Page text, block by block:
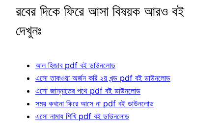
রবের দিকে ফিরে আসা বিষয়ক আরও বই
দেখুনঃ
আল হিজাব pdf বই ডাউনলোড
এসো তাকওয়া অর্জন করি ২য় খন্ড pdf বই ডাউনলোড
এসো জান্নাতের পথে pdf বই ডাউনলোড
সময় কখনো ফিরে আসে না pdf বই ডাউনলোড
এসো নামায শিখি pdf বই ডাউনলোড